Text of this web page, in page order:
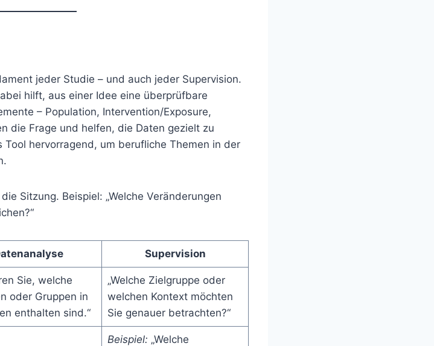
jeder Studie – und auch jeder Supervision.
hilft, aus einer Idee eine überprüfbare
– Population, Intervention/Exposure,
die Frage und helfen, die Daten gezielt zu
hervorragend, um berufliche Themen in der
Sitzung. Beispiel: „Welche Veränderungen
Supervision
Sie, welche
oder Gruppen in
enthalten sind.“
„Welche Zielgruppe oder
welchen Kontext möchten
Sie genauer betrachten?“
Beispiel: „Welche